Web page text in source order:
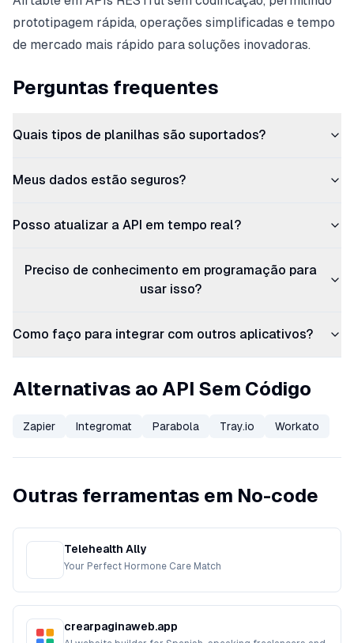
prototipagem rápida, operações simplificadas e tempo
de mercado mais rápido para soluções inovadoras.
Perguntas frequentes
Quais tipos de planilhas são suportados?
Meus dados estão seguros?
Posso atualizar a API em tempo real?
Preciso de conhecimento em programação para
usar isso?
Como faço para integrar com outros aplicativos?
Alternativas ao API Sem Código
Zapier Integromat Parabola Tray.io Workato
Outras ferramentas em No-code
Telehealth Ally
Your Perfect Hormone Care Match
crearpaginaweb.app